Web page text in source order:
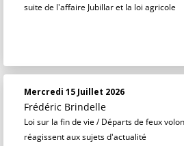
suite de l'affaire Jubillar et la loi agricole
Mercredi 15 Juillet 2026
Frédéric Brindelle
Loi sur la fin de vie / Départs de feux
réagissent aux sujets d'actualité